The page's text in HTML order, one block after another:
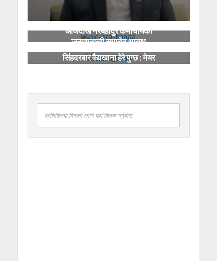
आजदेखि नरबहादुर कर्माचार्यको
जन्मशताब्दी समारोह आरम्भ
सिंहदरबार वैद्यखाना हेरे पुग्छ : मेयर
प्रतिक्रिया दिनको लागि यहाँ क्लिक गर्नुहोस्